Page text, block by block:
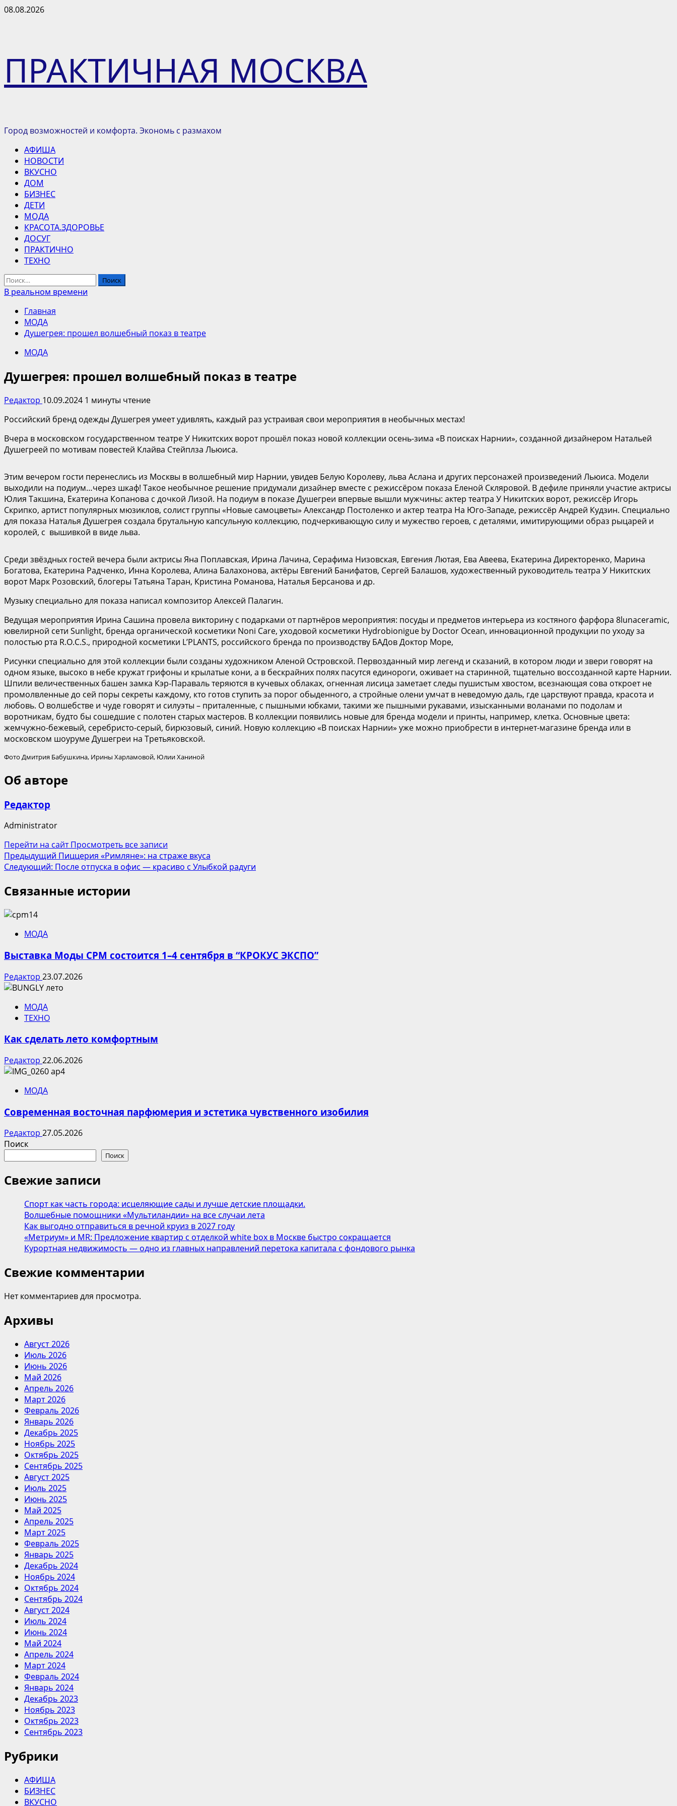
Перейти
08.08.2026
ПРАКТИЧНАЯ МОСКВА
Город возможностей и комфорта. Экономь с размахом
Основное
меню
АФИША
НОВОСТИ
ВКУСНО
ДОМ
БИЗНЕС
ДЕТИ
МОДА
КРАСОТА.ЗДОРОВЬЕ
ДОСУГ
ПРАКТИЧНО
ТЕХНО
Найти:
В реальном времени
Главная
МОДА
Душегрея: прошел волшебный показ в театре
МОДА
Душегрея: прошел волшебный показ в театре
Редактор 10.09.2024 1 минуты чтение
Российский бренд одежды Душегрея умеет удивлять, каждый раз устраивая свои мероприятия в необычных местах!
Вчера в московском государственном театре У Никитских ворот прошёл показ новой коллекции осень-зима «В поисках Нарнии», созданной дизайнером Натальей
Душегреей по мотивам повестей Клайва Стейплза Льюиса.
Этим вечером гости перенеслись из Москвы в волшебный мир Нарнии, увидев Белую Королеву, льва Аслана и других персонажей произведений Льюиса. Модели
выходили на подиум…через шкаф! Такое необычное решение придумали дизайнер вместе с режиссёром показа Еленой Скляровой. В дефиле приняли участие актрисы
Юлия Такшина, Екатерина Копанова с дочкой Лизой. На подиум в показе Душегреи впервые вышли мужчины: актер театра У Никитских ворот, режиссёр Игорь
Скрипко, артист популярных мюзиклов, солист группы «Новые самоцветы» Александр Постоленко и актер театра На Юго-Западе, режиссёр Андрей Кудзин. Специально
для показа Наталья Душегрея создала брутальную капсульную коллекцию, подчеркивающую силу и мужество героев, с деталями, имитирующими образ рыцарей и
королей, с вышивкой в виде льва.
Среди звёздных гостей вечера были актрисы Яна Поплавская, Ирина Лачина, Серафима Низовская, Евгения Лютая, Ева Авеева, Екатерина Директоренко, Марина
Богатова, Екатерина Радченко, Инна Королева, Алина Балахонова, актёры Евгений Банифатов, Сергей Балашов, художественный руководитель театра У Никитских
ворот Марк Розовский, блогеры Татьяна Таран, Кристина Романова, Наталья Берсанова и др.
Музыку специально для показа написал композитор Алексей Палагин.
Ведущая мероприятия Ирина Сашина провела викторину с подарками от партнёров мероприятия: посуды и предметов интерьера из костяного фарфора 8lunaceramic,
ювелирной сети Sunlight, бренда органической косметики Noni Care, уходовой косметики Hydrobionigue by Doctor Ocean, инновационной продукции по уходу за
полостью рта R.O.C.S., природной косметики L’PLANTS, российского бренда по производству БАДов Доктор Море,
Рисунки специально для этой коллекции были созданы художником Аленой Островской. Первозданный мир легенд и сказаний, в котором люди и звери говорят на
одном языке, высоко в небе кружат грифоны и крылатые кони, а в бескрайних полях пасутся единороги, оживает на старинной, тщательно воссозданной карте Нарнии.
Шпили величественных башен замка Кэр-Параваль теряются в кучевых облаках, огненная лисица заметает следы пушистым хвостом, всезнающая сова откроет не
промолвленные до сей поры секреты каждому, кто готов ступить за порог обыденного, а стройные олени умчат в неведомую даль, где царствуют правда, красота и
любовь. О волшебстве и чуде говорят и силуэты – приталенные, с пышными юбками, такими же пышными рукавами, изысканными воланами по подолам и
воротникам, будто бы сошедшие с полотен старых мастеров. В коллекции появились новые для бренда модели и принты, например, клетка. Основные цвета:
жемчужно-бежевый, серебристо-серый, бирюзовый, синий. Новую коллекцию «В поисках Нарнии» уже можно приобрести в интернет-магазине бренда или в
московском шоуруме Душегреи на Третьяковской.
Фото Дмитрия Бабушкина, Ирины Харламовой, Юлии Ханиной
Об авторе
Редактор
Administrator
Перейти на сайтПросмотреть все записи
Навигация
записи
Предыдущий Пиццерия «Римляне»: на страже вкуса
Следующий: После отпуска в офис — красиво с Улыбкой радуги
Связанные истории
МОДА
Выставка Моды CPM состоится 1–4 сентября в “КРОКУС ЭКСПО”
Редактор 23.07.2026
МОДА
ТЕХНО
Как сделать лето комфортным
Редактор 22.06.2026
МОДА
Современная восточная парфюмерия и эстетика чувственного изобилия
Редактор 27.05.2026
Поиск
Поиск
Свежие записи
Спорт как часть города: исцеляющие сады и лучше детские площадки.
Волшебные помощники «Мультиландии» на все случаи лета
Как выгодно отправиться в речной круиз в 2027 году
«Метриум» и MR: Предложение квартир с отделкой white box в Москве быстро сокращается
Курортная недвижимость — одно из главных направлений перетока капитала с фондового рынка
Свежие комментарии
Нет комментариев для просмотра.
Архивы
Август 2026
Июль 2026
Июнь 2026
Май 2026
Апрель 2026
Март 2026
Февраль 2026
Январь 2026
Декабрь 2025
Ноябрь 2025
Октябрь 2025
Сентябрь 2025
Август 2025
Июль 2025
Июнь 2025
Май 2025
Апрель 2025
Март 2025
Февраль 2025
Январь 2025
Декабрь 2024
Ноябрь 2024
Октябрь 2024
Сентябрь 2024
Август 2024
Июль 2024
Июнь 2024
Май 2024
Апрель 2024
Март 2024
Февраль 2024
Январь 2024
Декабрь 2023
Ноябрь 2023
Октябрь 2023
Сентябрь 2023
Рубрики
АФИША
БИЗНЕС
ВКУСНО